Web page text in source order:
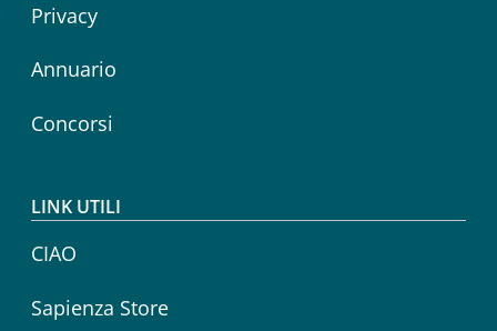
Privacy
Annuario
Concorsi
LINK UTILI
CIAO
Sapienza Store